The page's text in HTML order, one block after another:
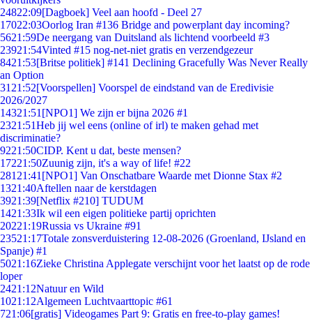
24822:09[Dagboek] Veel aan hoofd - Deel 27
17022:03Oorlog Iran #136 Bridge and powerplant day incoming?
5621:59De neergang van Duitsland als lichtend voorbeeld #3
23921:54Vinted #15 nog-net-niet gratis en verzendgezeur
8421:53[Britse politiek] #141 Declining Gracefully Was Never Really
an Option
31 21:52[Voorspellen] Voorspel de eindstand van de Eredivisie
2026/2027
14321:51 [NPO1] We zijn er bijna 2026 #1
2321:51Heb jij wel eens (online of irl) te maken gehad met
discriminatie?
9221:50CIDP. Kent u dat, beste mensen?
17221:50Zuunig zijn, it's a way of life! #22
281 21:41 [NPO1] Van Onschatbare Waarde met Dionne Stax #2
1321:40Aftellen naar de kerstdagen
3921:39[Netflix #210] TUDUM
1421:33Ik wil een eigen politieke partij oprichten
20221:19Russia vs Ukraine #91
23521:17Totale zonsverduistering 12-08-2026 (Groenland, IJsland en
Spanje) #1
5021:16Zieke Christina Applegate verschijnt voor het laatst op de rode
loper
2421:12Natuur en Wild
1021:12Algemeen Luchtvaarttopic #61
721:06[gratis] Videogames Part 9: Gratis en free-to-play games!